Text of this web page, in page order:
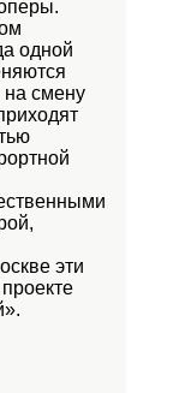
одной
на смену
эти